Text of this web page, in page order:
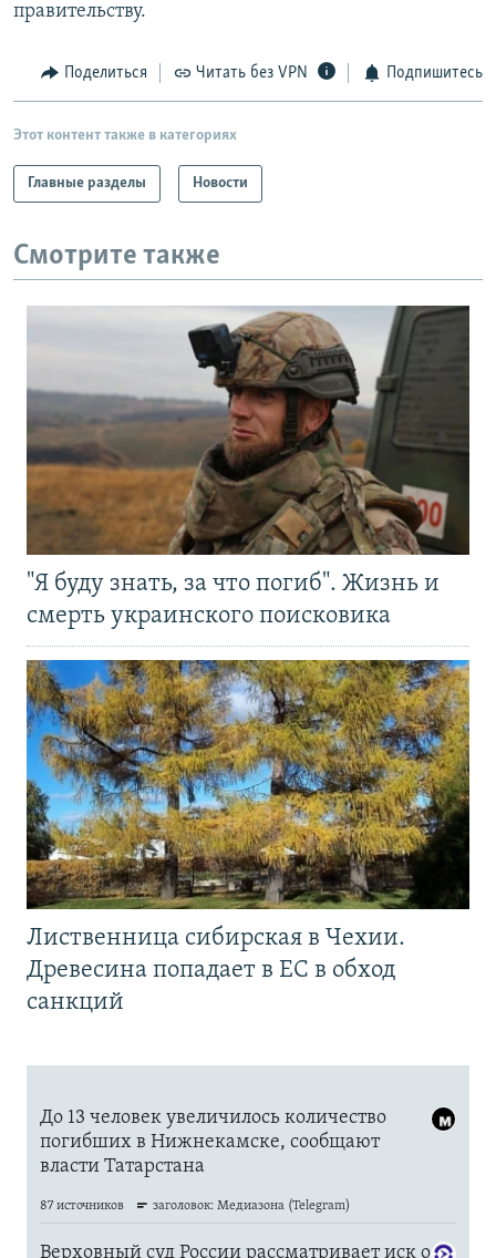
правительству.
Поделиться Читать без VPN Подпишитесь
Этот контент также в категориях
Главные разделы Новости
Смотрите также
"Я буду знать, за что погиб". Жизнь и
смерть украинского поисковика
Лиственница сибирская в Чехии.
Древесина попадает в ЕС в обход
санкций